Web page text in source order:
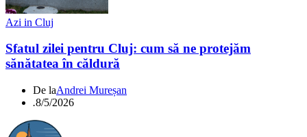
Azi in Cluj
Sfatul zilei pentru Cluj: cum să ne protejăm
sănătatea în căldură
De laAndrei Mureșan
.8/5/2026